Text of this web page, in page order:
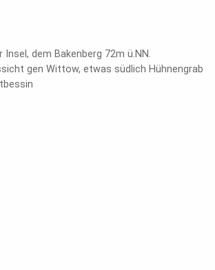
dem Bakenberg 72m ü.NN.
gen Wittow, etwas südlich Hühnengrab